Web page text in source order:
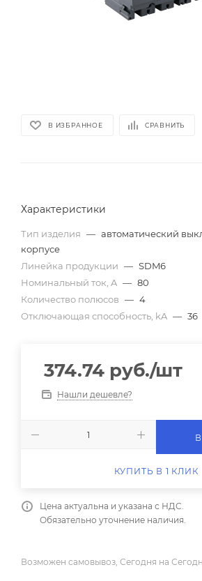
В ИЗБРАННОЕ СРАВНИТЬ
Характеристики
Тип изделия — автоматический
корпусе
Линейка продукции — SDM6
Номинальный ток, A — 80
Количество полюсов — 4
Отключающая способность, kA — 36
374.74 руб./шт
Нашли дешевле?
КУПИТЬ В 1 КЛИК
Цена актуальна и указана с НДС.
Обязательно уточнение наличия.
Возможен самовывоз, Сегодня на